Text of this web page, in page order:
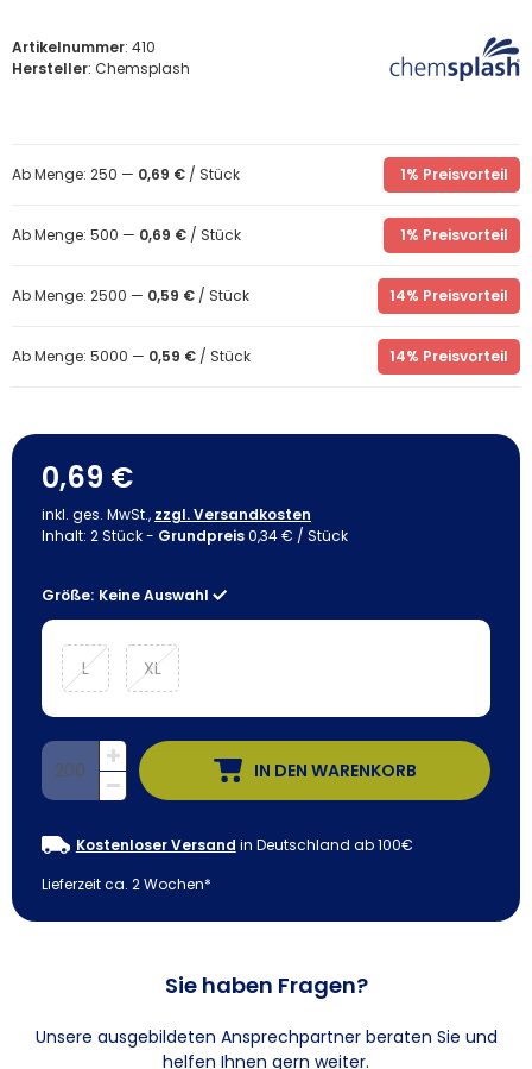
Artikelnummer: 410
Hersteller: Chemsplash
Ab Menge: 250 — 0,69 € / Stück 1% Preisvorteil
Ab Menge: 500 — 0,69 € / Stück 1% Preisvorteil
Ab Menge: 2500 — 0,59 € / Stück 14% Preisvorteil
Ab Menge: 5000 — 0,59 € / Stück 14% Preisvorteil
0,69 €
inkl. ges. MwSt., zzgl. Versandkosten
Inhalt: 2Stück- Grundpreis0,34 € / Stück
Größe: Keine Auswahl
L XL
IN DEN WARENKORB
Kostenloser Versand in Deutschland ab 100€
Lieferzeit ca. 2 Wochen*
Sie haben Fragen?
Unsere ausgebildeten Ansprechpartner beraten Sie und
helfen Ihnen gern weiter.